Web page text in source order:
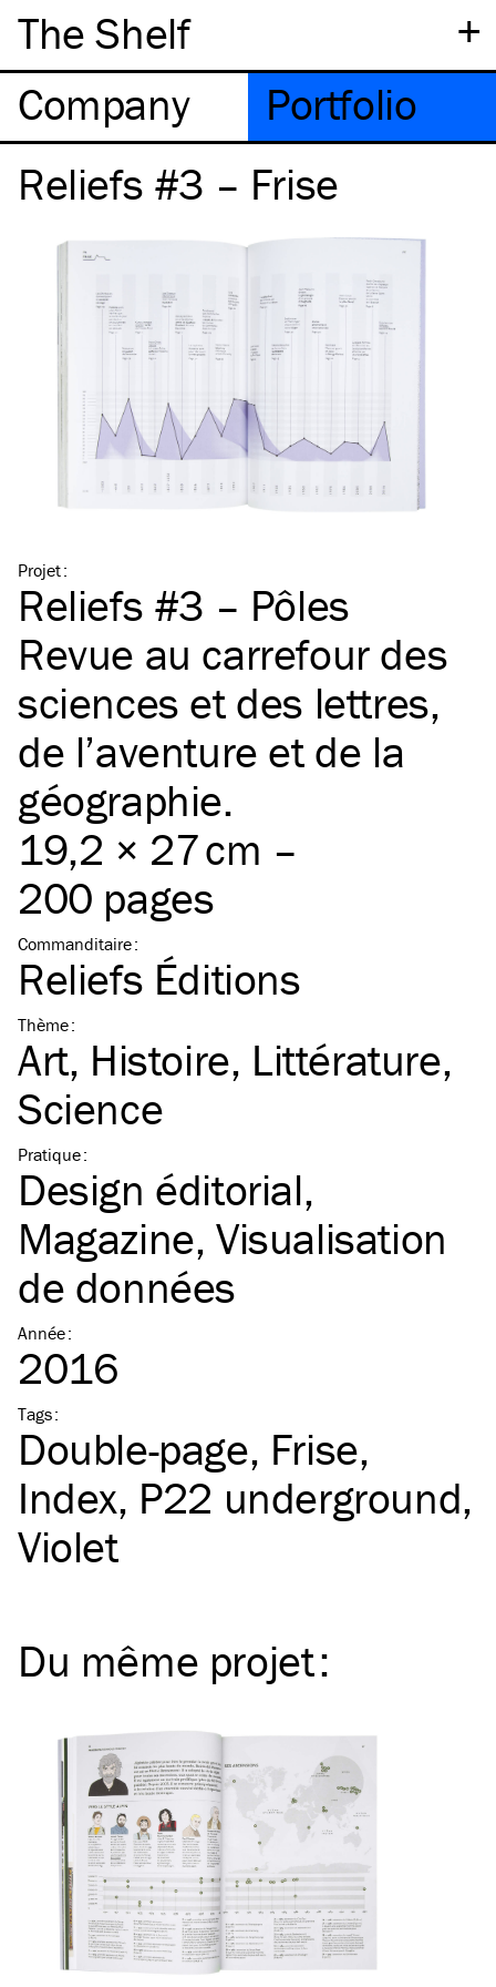
+
The Shelf
Company
Portfolio
Reliefs #3 – Frise
Projet:
Reliefs #3 – Pôles
Revue au carrefour des
sciences et des lettres,
de l’aventure et de la
géographie.
19,2 × 27 cm –
200 pages
Commanditaire:
Reliefs Éditions
Thème:
Art Histoire Littérature
Science
Pratique:
Design éditorial
Magazine Visualisation
de données
Année:
2016
Tags:
Double-page Frise
Index P22 underground
Violet
Du même projet: